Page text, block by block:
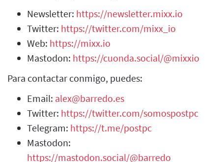
Newsletter: https://newsletter.mixx.io
Twitter: https://twitter.com/mixx_io
Web: https://mixx.io
Mastodon: https://cuonda.social/@mixxio
Para contactar conmigo, puedes:
Email: alex@barredo.es
Twitter: https://twitter.com/somospostpc
Telegram: https://t.me/postpc
Mastodon:
https://mastodon.social/@barredo